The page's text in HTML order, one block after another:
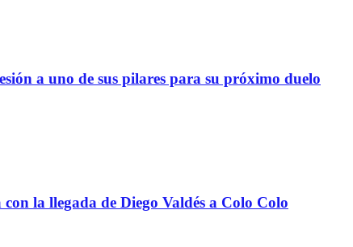
a uno de sus pilares para su próximo duelo
la llegada de Diego Valdés a Colo Colo